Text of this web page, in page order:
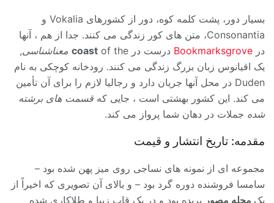
بسیار دور، پشت کلمه کوه، دور از کشورهای Vokalia و
Consonantia، متن های کور زندگی می کنند. جدا از هم ، آنها
در Bookmarksgrove درست در coast of the معناشناسی,
یک اقیانوس زبان بزرگ زندگی می کنند. رودخانه کوچکی به نام
Duden در محل آنها جریان دارد و رجالیا لازم را برای آن تأمین
می کند. این کشور بهشتی است ، جایی که قسمت های برشته
شده جملات در دهان شما پرواز می کند.
مقدمه: تاریخ انتشار و قیمت
مجموعه ای از نمونه های نساجی روی میز پهن شده بود –
سامسا فروشنده دوره گرد بود – و بالای آن تصویری که اخیراً از
یک مجله مصور بریده بود و در یک قاب زیبا و طلاکاری شده